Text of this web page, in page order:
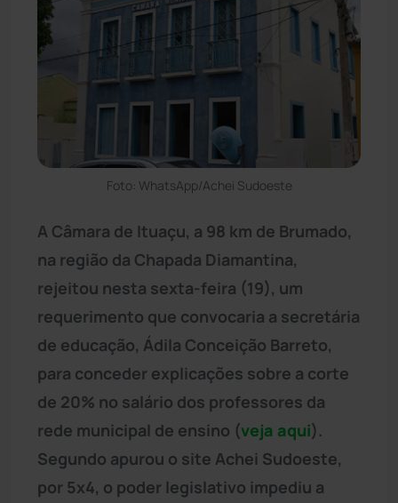
Foto: WhatsApp/Achei Sudoeste
A Câmara de Ituaçu, a 98 km de Brumado,
na região da Chapada Diamantina,
rejeitou nesta sexta-feira (19), um
requerimento que convocaria a secretária
de educação, Ádila Conceição Barreto,
para conceder explicações sobre a corte
de 20% no salário dos professores da
rede municipal de ensino (veja aqui).
Segundo apurou o site Achei Sudoeste,
por 5x4, o poder legislativo impediu a